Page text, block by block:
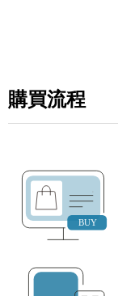
購買流程